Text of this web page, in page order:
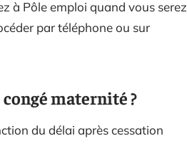
à Pôle emploi quand vous serez
par téléphone ou sur
maternité ?
du délai après cessation